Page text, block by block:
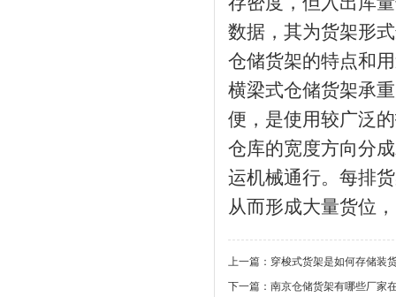
数据，其为货架
仓储货架的特点和
横梁式仓储货架承
便，是使用较广泛
仓库的宽度方向分
运机械通行。每排
从而形成大量货位
上一篇： 穿梭式货架是如何存储装
下一篇： 南京仓储货架有哪些厂家